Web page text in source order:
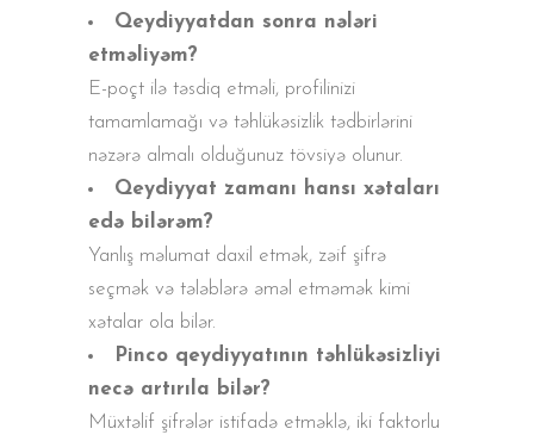
Qeydiyyatdan sonra nələri
etməliyəm?
E-poçt ilə təsdiq etməli, profilinizi
tamamlamağı və təhlükəsizlik tədbirlərini
nəzərə almalı olduğunuz tövsiyə olunur.
Qeydiyyat zamanı hansı xətaları
edə bilərəm?
Yanlış məlumat daxil etmək, zəif şifrə
seçmək və tələblərə əməl etməmək kimi
xətalar ola bilər.
Pinco qeydiyyatının təhlükəsizliyi
necə artırıla bilər?
Müxtəlif şifrələr istifadə etməklə, iki faktorlu